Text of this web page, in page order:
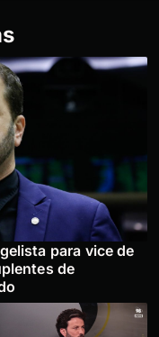
para vice de
de